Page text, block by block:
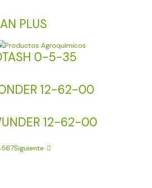
PLUS
0-5-35
12-62-00
12-62-00
567Siguiente